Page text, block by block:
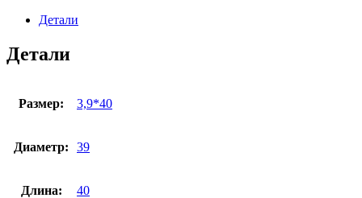
Детали
Детали
Размер: 3,9*40
Диаметр: 39
Длина: 40